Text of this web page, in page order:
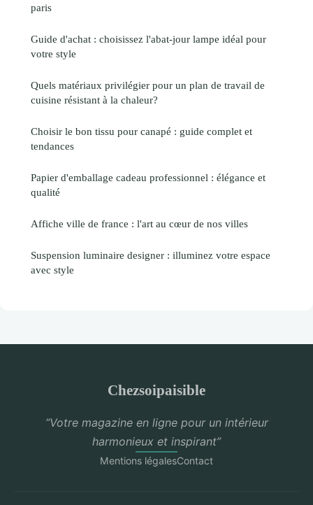
paris
Guide d'achat : choisissez l'abat-jour lampe idéal pour
votre style
Quels matériaux privilégier pour un plan de travail de
cuisine résistant à la chaleur?
Choisir le bon tissu pour canapé : guide complet et
tendances
Papier d'emballage cadeau professionnel : élégance et
qualité
Affiche ville de france : l'art au cœur de nos villes
Suspension luminaire designer : illuminez votre espace
avec style
Chezsoipaisible
“Votre magazine en ligne pour un intérieur
harmonieux et inspirant”
Mentions légalesContact